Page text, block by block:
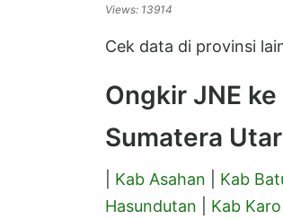
Views: 13914
Cek data di provinsi
Ongkir JNE
Sumatera
Kab Asahan Kab
Hasundutan
Kab Karo